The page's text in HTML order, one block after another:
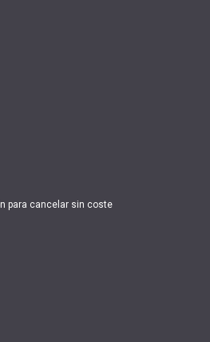
para cancelar sin coste